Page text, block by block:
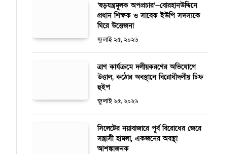
‘ষড়যন্ত্রমূলক অপপ্রচার’—বোরহানউদ্দিনে
প্রধান শিক্ষক ও সাবেক ইউপি সদস্যকে
ঘিরে উত্তেজনা
জুলাই ২৫, ২০২৬
ত্রাণ কার্যক্রমে দলীয়করণের অভিযোগে
উত্তাল, কঠোর অবস্থানে বিরোধীদলীয় চিফ
হুইপ
জুলাই ২৫, ২০২৬
সিলেটের নয়াবাজারে পূর্ব বিরোধের জেরে
সন্ত্রাসী হামলা, একজনের অবস্থা
আশঙ্কাজনক